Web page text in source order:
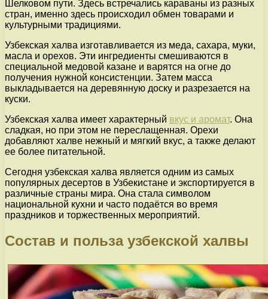
Шелковом пути. Здесь встречались караваны из разных
стран, именно здесь происходил обмен товарами и
культурными традициями.
Узбекская халва изготавливается из меда, сахара, муки,
масла и орехов. Эти ингредиенты смешиваются в
специальной медовой казане и варятся на огне до
получения нужной консистенции. Затем масса
выкладывается на деревянную доску и разрезается на
куски.
Узбекская халва имеет характерный вкус и аромат. Она
сладкая, но при этом не переслащенная. Орехи
добавляют халве нежный и мягкий вкус, а также делают
ее более питательной.
Сегодня узбекская халва является одним из самых
популярных десертов в Узбекистане и экспортируется в
различные страны мира. Она стала символом
национальной кухни и часто подаётся во время
праздников и торжественных мероприятий.
Состав и польза узбекской халвы